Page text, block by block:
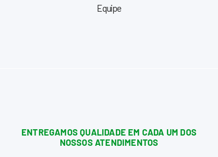
Equipe
ENTREGAMOS QUALIDADE EM CADA UM DOS
NOSSOS ATENDIMENTOS